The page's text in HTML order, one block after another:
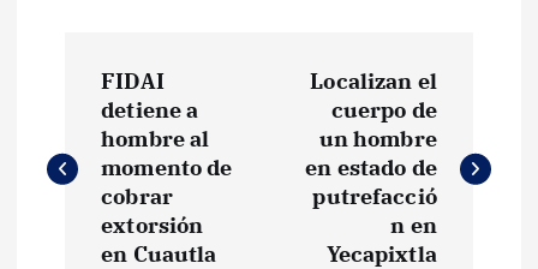
v
FIDAI
detiene a
hombre al
momento de
cobrar
extorsión
en Cuautla
Localizan el
cuerpo de
un hombre
en estado de
putrefacció
n en
Yecapixtla